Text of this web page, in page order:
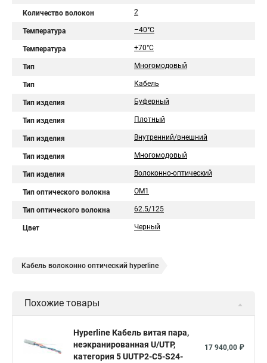
Количество волокон 2
Температура –40°C
Температура +70°C
Тип Многомодовый
Тип Кабель
Тип изделия Буферный
Тип изделия Плотный
Тип изделия Внутренний/внешний
Тип изделия Многомодовый
Тип изделия Волоконно-оптический
Тип оптического волокна OM1
Тип оптического волокна 62.5/125
Цвет Черный
Кабель волоконно оптический hyperline
Похожие товары
Hyperline Кабель витая пара,
неэкранированная U/UTP,
категория 5 UUTP2-C5-S24-
17 940,00 ₽